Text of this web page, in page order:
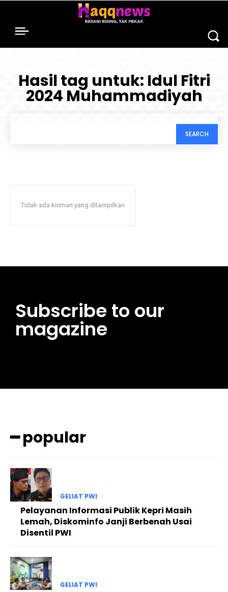
Hasil tag untuk: Idul Fitri
2024 Muhammadiyah
SEARCH
Tidak ada kiriman yang ditampilkan
Subscribe to our
magazine
━ popular
GELIAT PWI
Pelayanan Informasi Publik Kepri Masih
Lemah, Diskominfo Janji Berbenah Usai
Disentil PWI
GELIAT PWI